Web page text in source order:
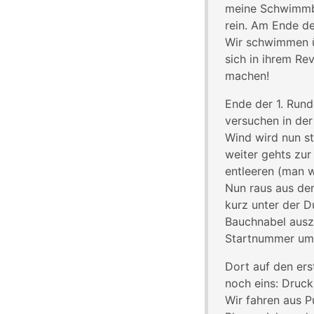
meine
rein. Am Ende
Wir schwimmen
sich in ihrem
machen!
Ende der 1.
versuchen in
Wind wird nun
weiter gehts zur
entleeren (man
Nun raus aus
kurz unter der
Bauchnabel
Startnummer
Dort auf den
noch eins:
Wir fahren aus